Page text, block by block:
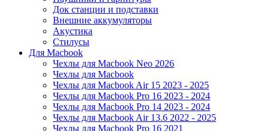
Док станции и подставки
Внешние аккумуляторы
Акустика
Стилусы
Для Macbook
Чехлы для Macbook Neo 2026
Чехлы для Macbook
Чехлы для Macbook Air 15 2023 - 2025
Чехлы для Macbook Pro 16 2023 - 2024
Чехлы для Macbook Pro 14 2023 - 2024
Чехлы для Macbook Air 13.6 2022 - 2025
Чехлы для Macbook Pro 16 2021